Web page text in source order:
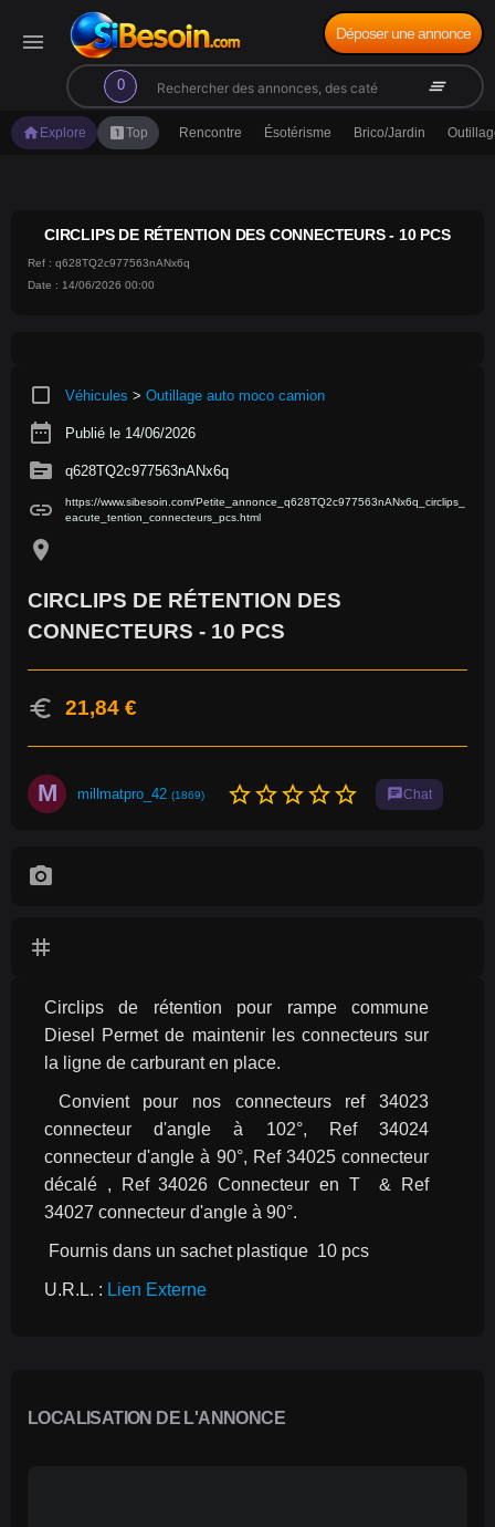
menu
0
search clear_all
Déposer une annonce
home Explore looks_oneTop Rencontre Ésotérisme Brico/Jardin
CIRCLIPS DE RÉTENTION DES CONNECTEURS - 10 PCS
Ref : q628TQ2c977563nANx6q
Date : 14/06/2026 00:00
crop_square Véhicules > Outillage auto moco camion
date_range Publié le 14/06/2026
source q628TQ2c977563nANx6q
link
https://www.sibesoin.com/Petite_annonce_q628TQ2c977563nANx6q_circlips_
eacute_tention_connecteurs_pcs.html
location_on
CIRCLIPS DE RÉTENTION DES
CONNECTEURS - 10 PCS
euro 21,84 €
M millmatpro_42 (1869) star_borderstar_borderstar_borderstar_borderstar_border chatChat
photo_camera
tag
Circlips de rétention pour rampe commune
Diesel Permet de maintenir les connecteurs sur
la ligne de carburant en place.
connecteur d'angle à 102°, Ref 34024
connecteur d'angle à 90°, Ref 34025 connecteur
décalé , Ref 34026 Connecteur en T  & Ref
34027 connecteur d'angle à 90°.
Fournis dans un sachet plastique  10 pcs
U.R.L. : Lien Externe
LOCALISATION DE L'ANNONCE